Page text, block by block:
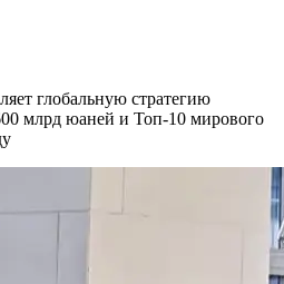
глобальную стратегию
млрд юаней и Топ-10 мирового